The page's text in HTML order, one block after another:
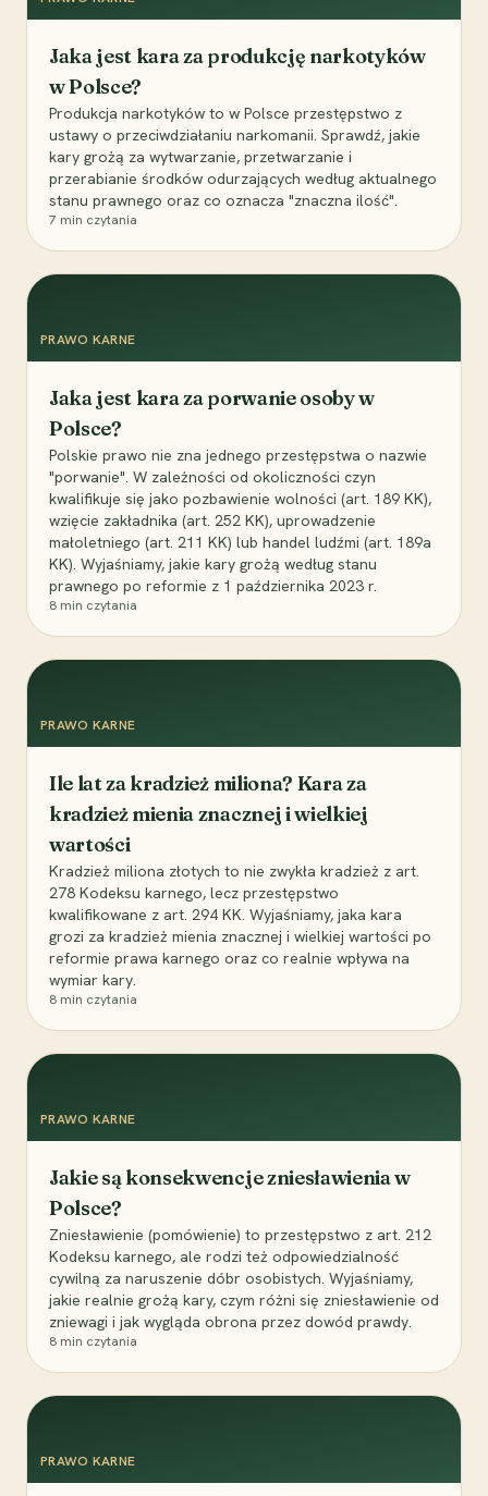
Jaka jest kara za produkcję narkotyków
w Polsce?
Produkcja narkotyków to w Polsce przestępstwo z
ustawy o przeciwdziałaniu narkomanii. Sprawdź, jakie
kary grożą za wytwarzanie, przetwarzanie i
przerabianie środków odurzających według aktualnego
stanu prawnego oraz co oznacza "znaczna ilość".
7 min czytania
PRAWO KARNE
Jaka jest kara za porwanie osoby w
Polsce?
Polskie prawo nie zna jednego przestępstwa o nazwie
"porwanie". W zależności od okoliczności czyn
kwalifikuje się jako pozbawienie wolności (art. 189 KK),
wzięcie zakładnika (art. 252 KK), uprowadzenie
małoletniego (art. 211 KK) lub handel ludźmi (art. 189a
KK). Wyjaśniamy, jakie kary grożą według stanu
prawnego po reformie z 1 października 2023 r.
8 min czytania
PRAWO KARNE
Ile lat za kradzież miliona? Kara za
kradzież mienia znacznej i wielkiej
wartości
Kradzież miliona złotych to nie zwykła kradzież z art.
278 Kodeksu karnego, lecz przestępstwo
kwalifikowane z art. 294 KK. Wyjaśniamy, jaka kara
grozi za kradzież mienia znacznej i wielkiej wartości po
reformie prawa karnego oraz co realnie wpływa na
wymiar kary.
8 min czytania
PRAWO KARNE
Jakie są konsekwencje zniesławienia w
Polsce?
Zniesławienie (pomówienie) to przestępstwo z art. 212
Kodeksu karnego, ale rodzi też odpowiedzialność
cywilną za naruszenie dóbr osobistych. Wyjaśniamy,
jakie realnie grożą kary, czym różni się zniesławienie od
zniewagi i jak wygląda obrona przez dowód prawdy.
8 min czytania
PRAWO KARNE